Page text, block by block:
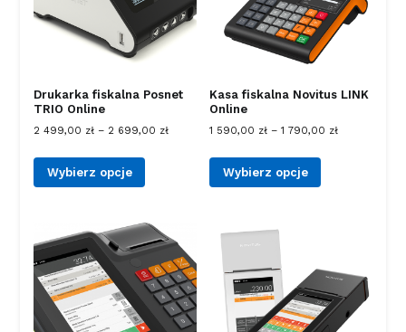
Drukarka fiskalna Posnet
TRIO Online
2 499,00 zł – 2 699,00 zł
Wybierz opcje
Kasa fiskalna Novitus LINK
Online
1 590,00 zł –1 790,00 zł
Wybierz opcje